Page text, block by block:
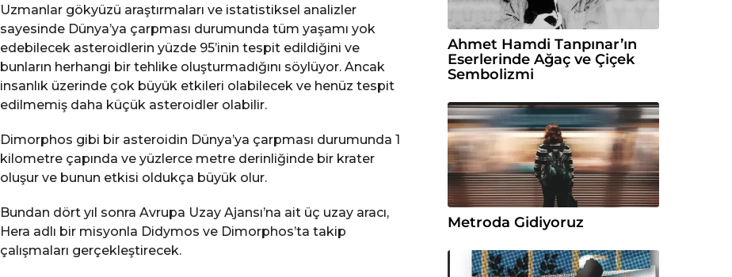
Uzmanlar gökyüzü araştırmaları ve istatistiksel analizler
sayesinde Dünya’ya çarpması durumunda tüm yaşamı yok
edebilecek asteroidlerin yüzde 95’inin tespit edildiğini ve
bunların herhangi bir tehlike oluşturmadığını söylüyor. Ancak
insanlık üzerinde çok büyük etkileri olabilecek ve henüz tespit
edilmemiş daha küçük asteroidler olabilir.
Dimorphos gibi bir asteroidin Dünya’ya çarpması durumunda 1
kilometre çapında ve yüzlerce metre derinliğinde bir krater
oluşur ve bunun etkisi oldukça büyük olur.
Bundan dört yıl sonra Avrupa Uzay Ajansı’na ait üç uzay aracı,
Hera adlı bir misyonla Didymos ve Dimorphos’ta takip
çalışmaları gerçekleştirecek.
Ahmet Hamdi Tanpınar’ın
Eserlerinde Ağaç ve Çiçek
Sembolizmi
Metroda Gidiyoruz